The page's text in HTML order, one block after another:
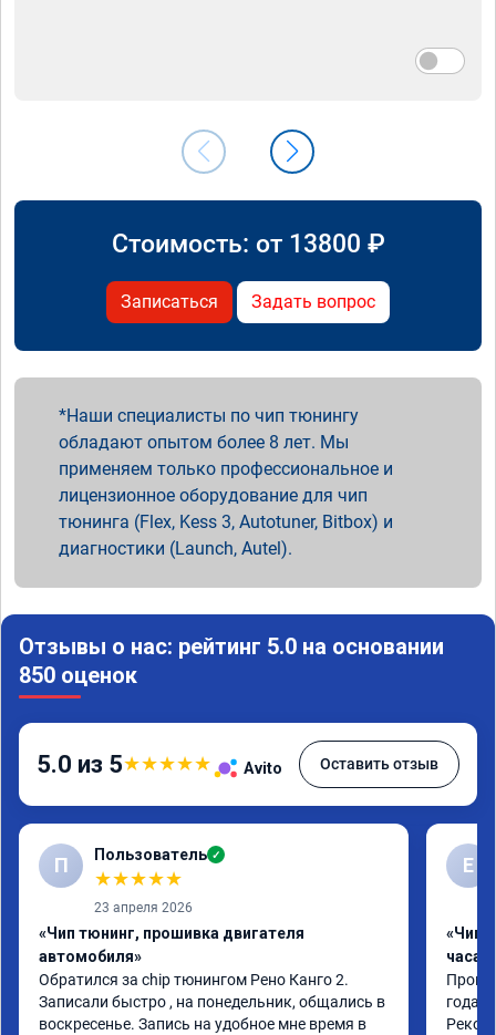
Стоимость: от 13800 ₽
Записаться Задать вопрос
Наши специалисты по чип тюнингу
обладают опытом более 8 лет. Мы
применяем только профессиональное и
лицензионное оборудование для чип
тюнинга (Flex, Kess 3, Autotuner, Bitbox) и
диагностики (Launch, Autel).
Отзывы о нас: рейтинг 5.0 на основании
850 оценок
5.0 из 5★★★★★ Avito Оставить отзыв
П Пользователь ✓
★★★★★
23 апреля 2026
«Чип тюнинг, прошивка двигателя
автомобиля»
Обратился за chip тюнингом Рено Канго 2.
Записали быстро , на понедельник, общались в
воскресенье. Запись на удобное мне время в
Е
«Чип
часа»
года.